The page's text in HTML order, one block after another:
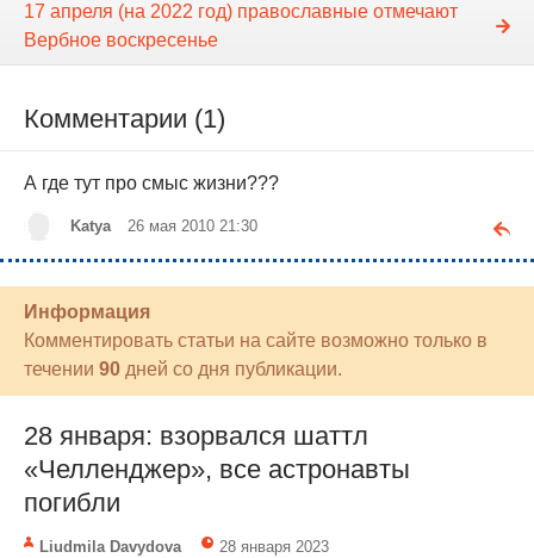
17 апреля (на 2022 год) православные отмечают
Вербное воскресенье
Комментарии (1)
А где тут про смыс жизни???
Katya 26 мая 2010 21:30
Информация
Комментировать статьи на сайте возможно только в
течении 90 дней со дня публикации.
28 января: взорвался шаттл
«Челленджер», все астронавты
погибли
Liudmila Davydova 28 января 2023